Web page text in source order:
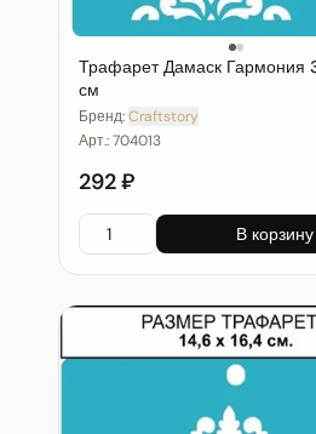
Трафарет Дамаск Гармония
см
Бренд:Craftstory
Арт.:704013
292 ₽
В корзину